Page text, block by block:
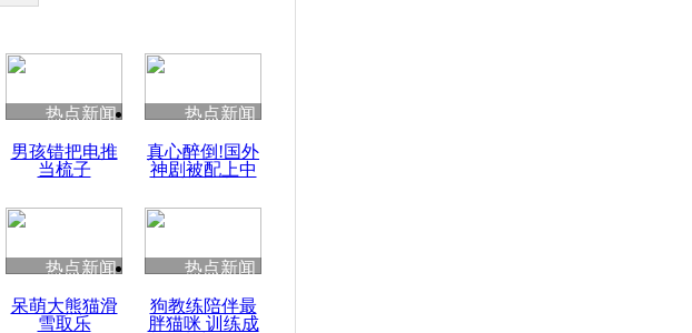
热点新闻
男孩错把电推
当梳子
热点新闻
真心醉倒!国外
神剧被配上中
热点新闻
呆萌大熊猫滑
雪取乐
热点新闻
狗教练陪伴最
胖猫咪 训练成